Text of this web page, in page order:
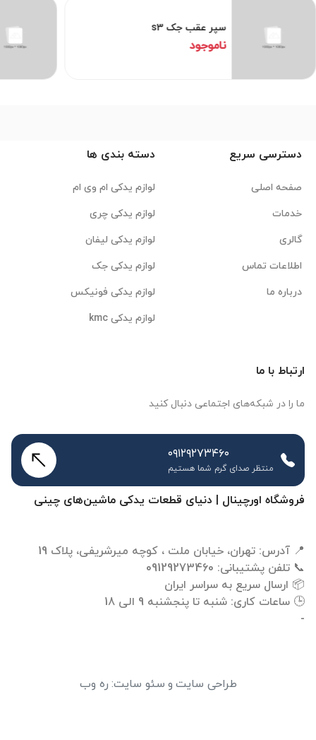
سپر عقب جک s3
ناموجود
فروشگاه اورچینال | دنیای قطعات یدکی ماشین‌های چینی
-
دسترسی سریع
صفحه اصلی
خدمات
گالری
اطلاعات تماس
درباره ما
دسته بندی ها
لوازم یدکی ام وی ام
لوازم یدکی چری
لوازم یدکی لیفان
لوازم یدکی جک
لوازم یدکی فونیکس
لوازم یدکی kmc
ارتباط با ما
ما را در شبکه‌های اجتماعی دنبال کنید
۰۹۱۲۹۲۷۳۴۶۰
منتظر صدای گرم شما هستیم
طراحی سایت و سئو سایت: ره وب